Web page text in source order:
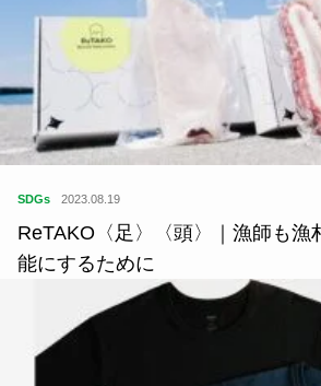
SDGs 2023.08.19
ReTAKO〈足〉〈頭〉｜漁師も漁
能にするために